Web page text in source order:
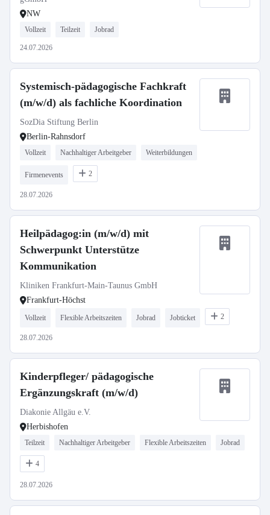
NW
Vollzeit Teilzeit Jobrad
24.07.2026
Systemisch-pädagogische Fachkraft
(m/w/d) als fachliche Koordination
SozDia Stiftung Berlin
Berlin-Rahnsdorf
Vollzeit Nachhaltiger Arbeitgeber Weiterbildungen
Firmenevents 2
28.07.2026
Heilpädagog:in (m/w/d) mit
Schwerpunkt Unterstütze
Kommunikation
Kliniken Frankfurt-Main-Taunus GmbH
Frankfurt-Höchst
Vollzeit Flexible Arbeitszeiten Jobrad Jobticket 2
28.07.2026
Kinderpfleger/ pädagogische
Ergänzungskraft (m/w/d)
Diakonie Allgäu e.V.
Herbishofen
Teilzeit Nachhaltiger Arbeitgeber Flexible Arbeitszeiten Jobrad
4
28.07.2026